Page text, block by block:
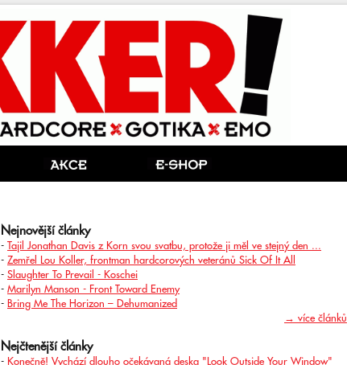
Nejnovější články
- Tajil Jonathan Davis z Korn svou svatbu, protože ji měl ve stejný den ...
- Zemřel Lou Koller, frontman hardcorových veteránů Sick Of It All
- Slaughter To Prevail - Koschei
- Marilyn Manson - Front Toward Enemy
- Bring Me The Horizon – Dehumanized
→ více článků
Nejčtenější články
- Konečně! Vychází dlouho očekávaná deska "Look Outside Your Window"